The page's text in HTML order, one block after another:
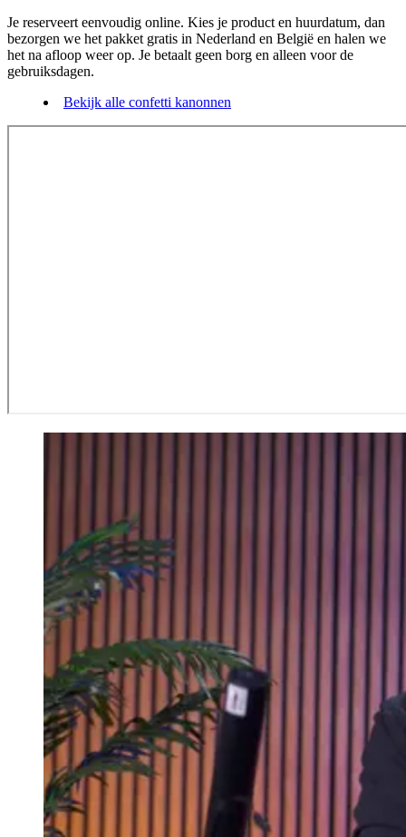
Je reserveert eenvoudig online. Kies je product en huurdatum, dan
bezorgen we het pakket gratis in Nederland en België en halen we
het na afloop weer op. Je betaalt geen borg en alleen voor de
gebruiksdagen.
Bekijk alle confetti kanonnen